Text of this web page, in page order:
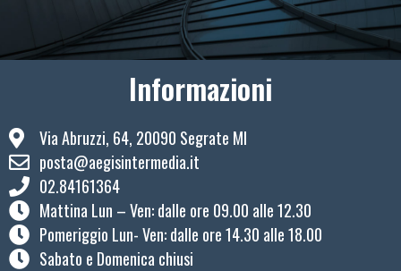
Informazioni
Via Abruzzi, 64, 20090 Segrate MI
posta@aegisintermedia.it
02.84161364
Mattina Lun – Ven: ​dalle ore 09.00 alle 12.30
Pomeriggio Lun- Ven: dalle ore 14.30 alle 18.00
Sabato e Domenica chiusi